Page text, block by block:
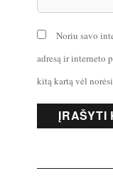
Noriu savo
adresą ir interneto
kitą kartą vėl